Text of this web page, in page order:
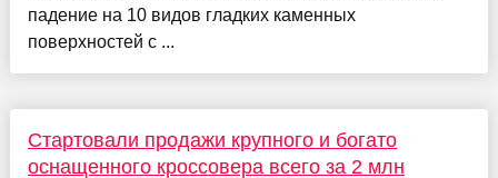
падение на 10 видов гладких каменных
поверхностей с ...
Стартовали продажи крупного и богато
оснащенного кроссовера всего за 2 млн